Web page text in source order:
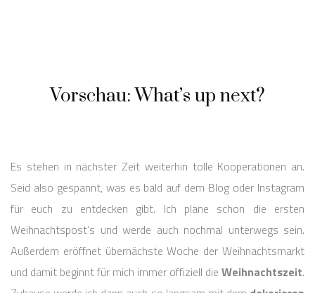
Vorschau: What’s up next?
Es stehen in nächster Zeit weiterhin tolle Kooperationen an.
Seid also gespannt, was es bald auf dem Blog oder Instagram
für euch zu entdecken gibt. Ich plane schon die ersten
Weihnachtspost’s und werde auch nochmal unterwegs sein.
Außerdem eröffnet übernächste Woche der Weihnachtsmarkt
und damit beginnt für mich immer offiziell die Weihnachtszeit.